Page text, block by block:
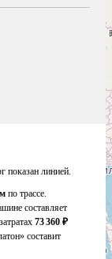
показан линией.
по трассе.
составляет
73 360 ₽
составит